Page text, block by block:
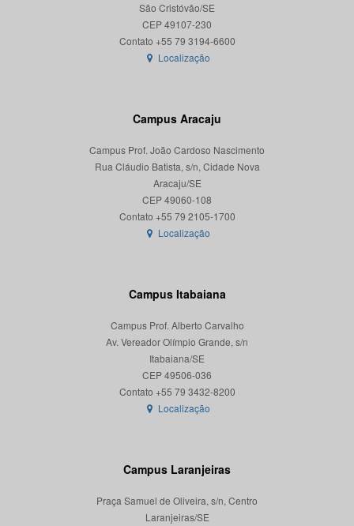
São Cristóvão/SE
CEP 49107-230
Localização
Campus Aracaju
Campus Prof. João Cardoso Nascimento
Rua Cláudio Batista, s/n, Cidade Nova
Aracaju/SE
CEP 49060-108
Localização
Campus Itabaiana
Campus Prof. Alberto Carvalho
Av. Vereador Olímpio Grande, s/n
Itabaiana/SE
CEP 49506-036
Localização
Campus Laranjeiras
Praça Samuel de Oliveira, s/n, Centro
Laranjeiras/SE